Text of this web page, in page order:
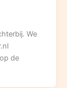
We
de